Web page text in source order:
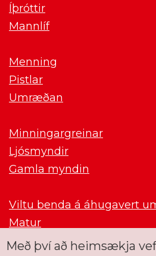
Íþróttir
Mannlíf
Menning
Pistlar
Umræðan
Minningargreinar
Ljósmyndir
Gamla myndin
Viltu benda á áhugavert
Matur
Með því að heimsækja